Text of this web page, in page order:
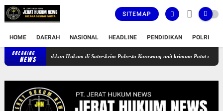
SITEMAP
HOME DAERAH NASIONAL HEADLINE PENDIDIKAN POLRI
BREAKING
NEWS EG 55 Tahun Terlilit Uang Riba Rentenir, Kinerja Penegakkan Hukum